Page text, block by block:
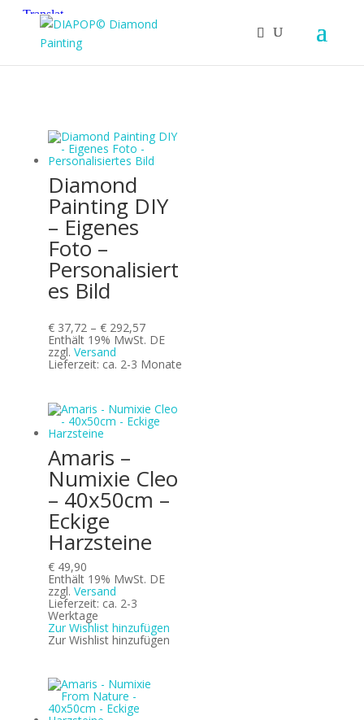
Diamond
Painting DIY
– Eigenes
Foto –
Personalisiert
es Bild
€37,72 – €292,57Preisspanne:
€ 37,72
€ 292,57
Enthält 19% MwSt. DE
zzgl. Versand
Lieferzeit: ca. 2-3 Monate
Amaris –
Numixie Cleo
– 40x50cm –
Eckige
Harzsteine
€49,90
Enthält 19% MwSt. DE
zzgl. Versand
Lieferzeit: ca. 2-3
Werktage
Zur Wishlist hinzufügen
Zur Wishlist hinzufügen